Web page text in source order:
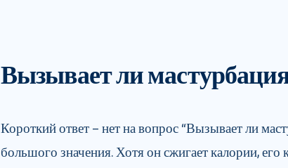
Вызывает ли
Короткий ответ – нет на вопрос “Вызывает ли
большого значения. Хотя он сжигает калории,